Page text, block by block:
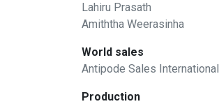
Lahiru Prasath
Amiththa Weerasinha
World sales
Antipode Sales International
Production